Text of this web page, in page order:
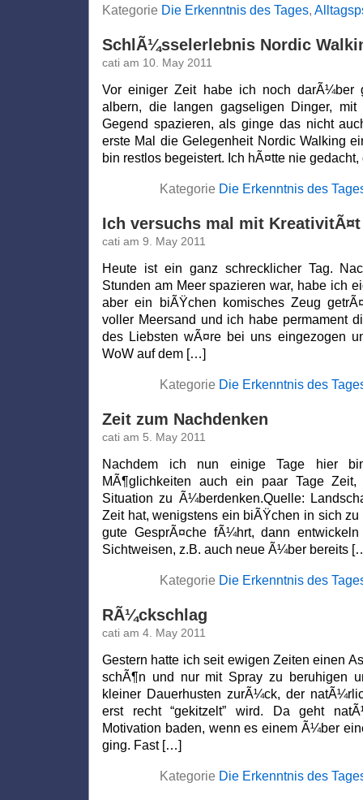
Kategorie Die Erkenntnis des Tages,
SchlÃ¼sselerlebnis Nordic
cati am 10. May 2011
Vor einiger Zeit habe ich noch darÃ¼ber
albern, die langen gagseligen Dinger,
Gegend spazieren, als ginge das nicht
erste Mal die Gelegenheit Nordic Walking
bin restlos begeistert. Ich hÃ¤tte nie
Kategorie Die Erkenntnis des
Ich versuchs mal mit KreativitÃ¤t
cati am 9. May 2011
Heute ist ein ganz schrecklicher Tag.
Stunden am Meer spazieren war, habe ich
aber ein biÃŸchen komisches Zeug
voller Meersand und ich habe permament
des Liebsten wÃ¤re bei uns eingezogen
WoW auf dem […]
Kategorie Die Erkenntnis des
Zeit zum Nachdenken
cati am 5. May 2011
Nachdem ich nun einige Tage hier
MÃ¶glichkeiten auch ein paar Tage
Situation zu Ã¼berdenken.Quelle:
Zeit hat, wenigstens ein biÃŸchen in sich
gute GesprÃ¤che fÃ¼hrt, dann
Sichtweisen, z.B. auch neue Ã¼ber bereits
Kategorie Die Erkenntnis des
RÃ¼ckschlag
cati am 4. May 2011
Gestern hatte ich seit ewigen Zeiten einen
schÃ¶n und nur mit Spray zu beruhigen
kleiner Dauerhusten zurÃ¼ck, der
erst recht “gekitzelt” wird. Da geht
Motivation baden, wenn es einem Ã¼ber
ging. Fast […]
Kategorie Die Erkenntnis des